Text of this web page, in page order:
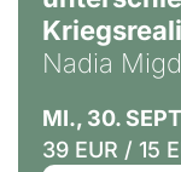
Nadia
MI., 30.
39 EUR / 15